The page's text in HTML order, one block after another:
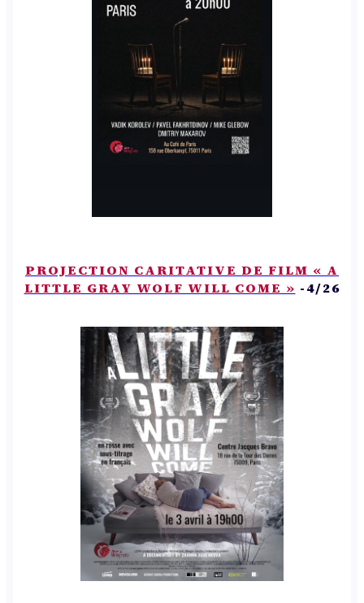
PROJECTION CARITATIVE DE FILM « A
LITTLE GRAY WOLF WILL COME » -4/26